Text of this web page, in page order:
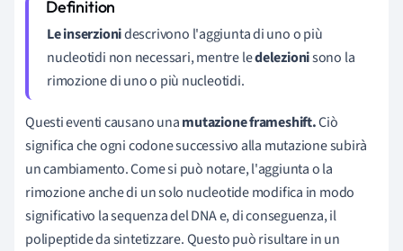
Le inserzionidescrivono l'aggiunta di uno o più
nucleotidi non necessari, mentre ledelezionisono la
rimozione di uno o più nucleotidi.
Questi eventi causano unamutazione frameshift.Ciò
significa che ogni codone successivo alla mutazione subirà
un cambiamento. Come si può notare, l'aggiunta o la
rimozione anche di un solo nucleotide modifica in modo
significativo la sequenza del DNA e, di conseguenza, il
polipeptide da sintetizzare. Questo può risultare in un